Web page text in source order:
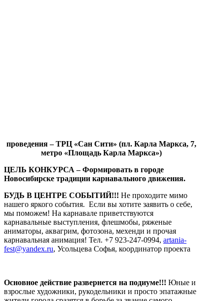
проведения – ТРЦ «Сан Сити» (пл. Карла Маркса, 7,
метро «Площадь Карла Маркса»)
ЦЕЛЬ КОНКУРСА – Формировать в городе
Новосибирске традиции карнавального движения.
БУДЬ В ЦЕНТРЕ СОБЫТИЙ!!! Не проходите мимо
нашего яркого события. Если вы хотите заявить о себе,
мы поможем! На карнавале приветствуются
карнавальные выступления, флешмобы, ряженые
аниматоры, аквагрим, фотозона, мехенди и прочая
карнавальная анимация! Тел. +7 923-247-0994, artania-
fest@yandex.ru, Усольцева Софья, координатор проекта
Основное действие развернется на подиуме!!! Юные и
взрослые художники, рукодельники и просто эпатажные